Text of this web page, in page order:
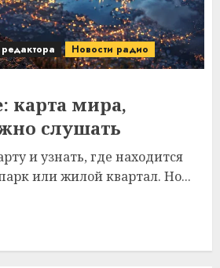
Новости радио
карта мира,
слушать
и узнать, где находится
или жилой квартал. Но...